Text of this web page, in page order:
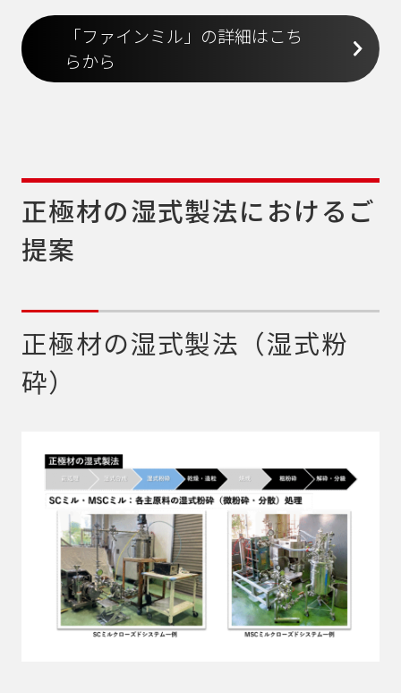
「ファインミル」の詳細はこち
らから
正極材の湿式製法におけるご
提案
正極材の湿式製法（湿式粉
砕）